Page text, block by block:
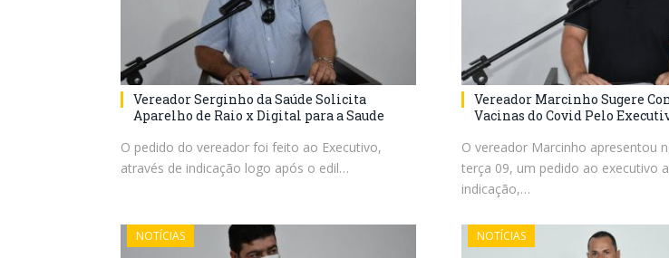
Vereador Serginho da Saúde Solicita
Aparelho de Raio x Digital para a Saude
O pedido do vereador foi feito ao Executivo,
através de indicação logo após o edil…
Vereador Marcinho Sugere
Vacinas do Covid Pelo
O vereador Marcinho apresentou
terça 09, um pedido ao executivo
indicação,…
NOTÍCIAS NOTÍCIAS